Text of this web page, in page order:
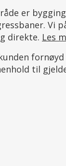
er
Vi
direkte. Les
til